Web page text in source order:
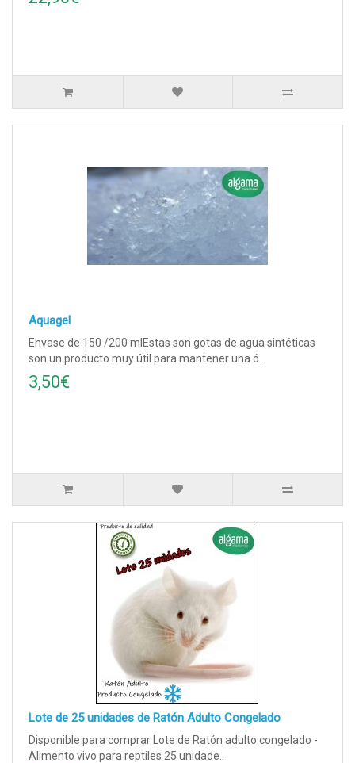
Aquagel
Envase de 150 /200 mlEstas son gotas de agua sintéticas
son un producto muy útil para mantener una ó..
3,50€
Lote de 25 unidades de Ratón Adulto Congelado
Disponible para comprar Lote de Ratón adulto congelado -
Alimento vivo para reptiles 25 unidade..